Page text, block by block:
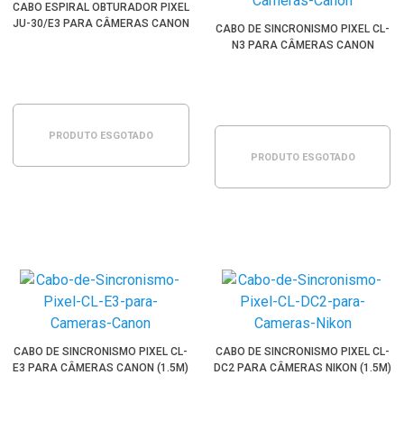
CABO ESPIRAL OBTURADOR PIXEL
JU-30/E3 PARA CÂMERAS CANON
PRODUTO ESGOTADO
CABO DE SINCRONISMO PIXEL CL-
N3 PARA CÂMERAS CANON
PRODUTO ESGOTADO
CABO DE SINCRONISMO PIXEL CL-
E3 PARA CÂMERAS CANON (1.5M)
CABO DE SINCRONISMO PIXEL CL-
DC2 PARA CÂMERAS NIKON (1.5M)